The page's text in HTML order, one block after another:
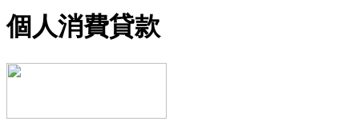
個人消費貸款